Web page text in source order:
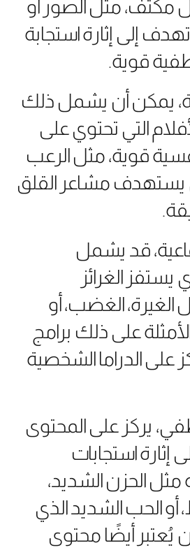
مكثف، مثل الصور أو
إلى إثارة استجابة
قوية.
يمكن أن يشمل ذلك
التي تحتوي على
قوية، مثل الرعب
يستهدف مشاعر القلق
قد يشمل
يستفز الغرائز
الغيرة، الغضب، أو
على ذلك برامج
على الدراما الشخصية
يركز على المحتوى
إثارة استجابات
الحزن الشديد،
أو الحب الشديد الذي
يُعتبر أيضًا محتوى